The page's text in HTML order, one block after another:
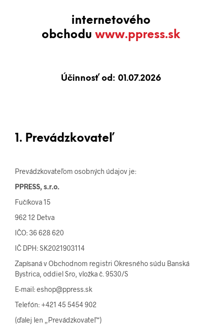
internetového
obchodu www.ppress.sk
Účinnosť od: 01.07.2026
1. Prevádzkovateľ
Prevádzkovateľom osobných údajov je:
PPRESS, s.r.o.
Fučíkova 15
962 12 Detva
IČO: 36 628 620
IČ DPH: SK2021903114
Zapísaná v Obchodnom registri Okresného súdu Banská
Bystrica, oddiel Sro, vložka č. 9530/S
E-mail: eshop@ppress.sk
Telefón: +421 45 5454 902
(ďalej len „Prevádzkovateľ“)